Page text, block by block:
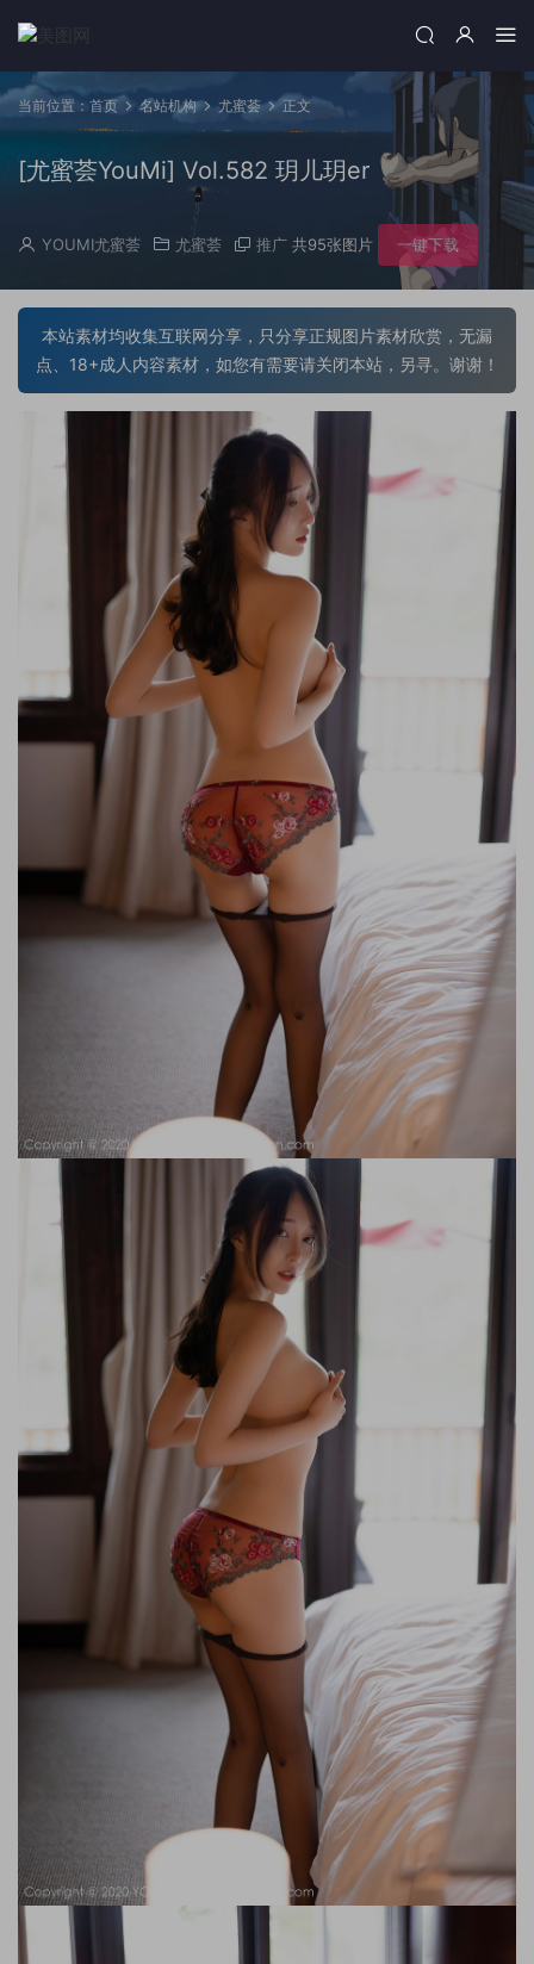
当前位置： 首页 名站机构 尤蜜荟 正文
[尤蜜荟YouMi] Vol.582 玥儿玥er
YOUMI尤蜜荟 尤蜜荟 推广 共95张图片 一键下载
本站素材均收集互联网分享，只分享正规图片素材欣赏，无漏
点、18+成人内容素材，如您有需要请关闭本站，另寻。谢谢！